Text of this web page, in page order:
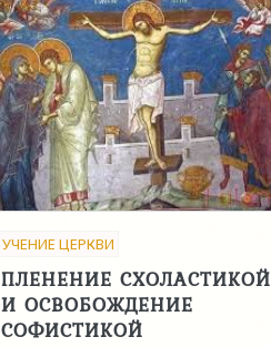
УЧЕНИЕ ЦЕРКВИ
ПЛЕНЕНИЕ СХОЛАСТИКОЙ
И ОСВОБОЖДЕНИЕ
СОФИСТИКОЙ